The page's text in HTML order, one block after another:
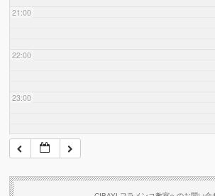
21:00
22:00
23:00